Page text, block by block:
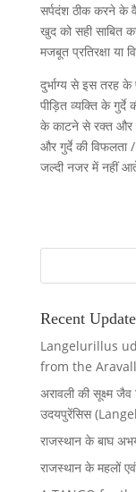
सर्पदंश ठीक करने के
खुद को सही साबित
मजबूत प्रतिरक्षा या
दुर्भाग्य से इस तरह के
पीड़ित व्यक्ति के
के काटने से रक्त और
और गुर्दे की विफलता /
जल्दी नजर में नहीं
Recent Update
Langelurillus
from the
अरावली की सूक्ष्म
उदयपुरेंसिस
राजस्थान के बाघ
राजस्थान के महलों एवं